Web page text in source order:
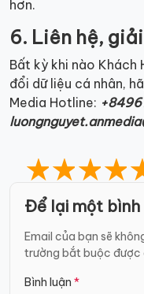
hơn.
6. Liên hệ,
Bất kỳ khi nào
đổi dữ liệu cá nhân,
Media Hotline:
Để lại một bình
Email của bạn sẽ
trường bắt buộc được
Bình luận *